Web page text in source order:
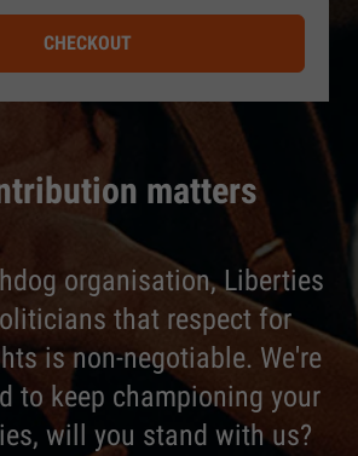
matters
organisation, Liberties
that respect for
is non-negotiable. We're
to keep championing your
will you stand with us?
CHECKOUT